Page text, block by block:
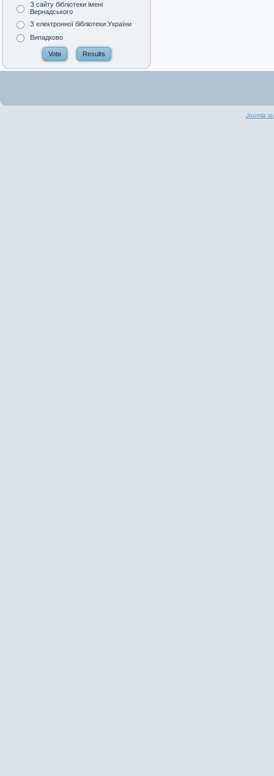
З сайту бібліотеки імені
Вернадського
З електронної бібліотеки України
Випадково
Joomla